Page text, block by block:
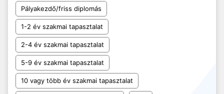
Pályakezdő/friss diplomás
1-2 év szakmai tapasztalat
2-4 év szakmai tapasztalat
5-9 év szakmai tapasztalat
10 vagy több év szakmai tapasztalat